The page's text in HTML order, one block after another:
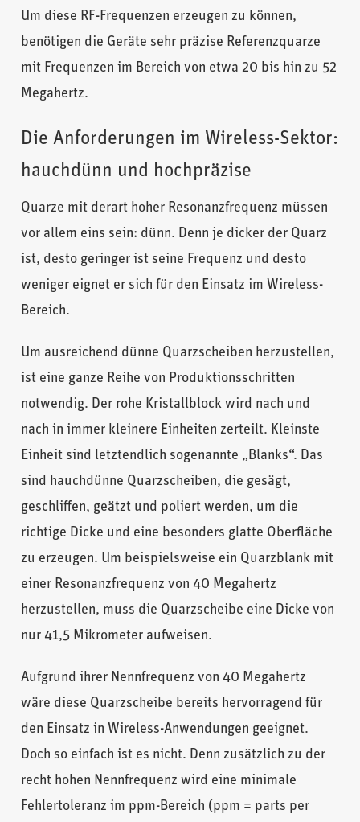
Um diese RF-Frequenzen erzeugen zu können,
benötigen die Geräte sehr präzise Referenzquarze
mit Frequenzen im Bereich von etwa 20 bis hin zu 52
Megahertz.
Die Anforderungen im Wireless-Sektor:
hauchdünn und hochpräzise
Quarze mit derart hoher Resonanzfrequenz müssen
vor allem eins sein: dünn. Denn je dicker der Quarz
ist, desto geringer ist seine Frequenz und desto
weniger eignet er sich für den Einsatz im Wireless-
Bereich.
Um ausreichend dünne Quarzscheiben herzustellen,
ist eine ganze Reihe von Produktionsschritten
notwendig. Der rohe Kristallblock wird nach und
nach in immer kleinere Einheiten zerteilt. Kleinste
Einheit sind letztendlich sogenannte „Blanks“. Das
sind hauchdünne Quarzscheiben, die gesägt,
geschliffen, geätzt und poliert werden, um die
richtige Dicke und eine besonders glatte Oberfläche
zu erzeugen. Um beispielsweise ein Quarzblank mit
einer Resonanzfrequenz von 40 Megahertz
herzustellen, muss die Quarzscheibe eine Dicke von
nur 41,5 Mikrometer aufweisen.
Aufgrund ihrer Nennfrequenz von 40 Megahertz
wäre diese Quarzscheibe bereits hervorragend für
den Einsatz in Wireless-Anwendungen geeignet.
Doch so einfach ist es nicht. Denn zusätzlich zu der
recht hohen Nennfrequenz wird eine minimale
Fehlertoleranz im ppm-Bereich (ppm = parts per